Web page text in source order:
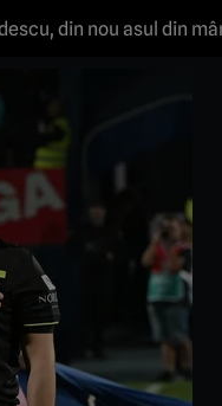
din nou asul din